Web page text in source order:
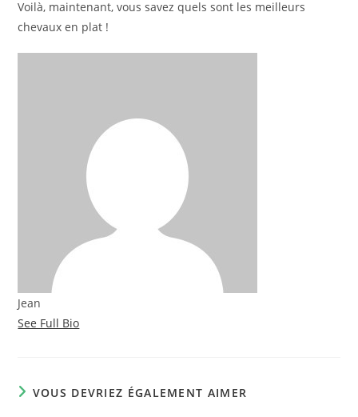
Voilà, maintenant, vous savez quels sont les meilleurs
chevaux en plat !
Jean
See Full Bio
VOUS DEVRIEZ ÉGALEMENT AIMER